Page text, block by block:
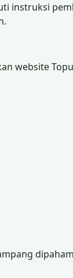
instruksi
website